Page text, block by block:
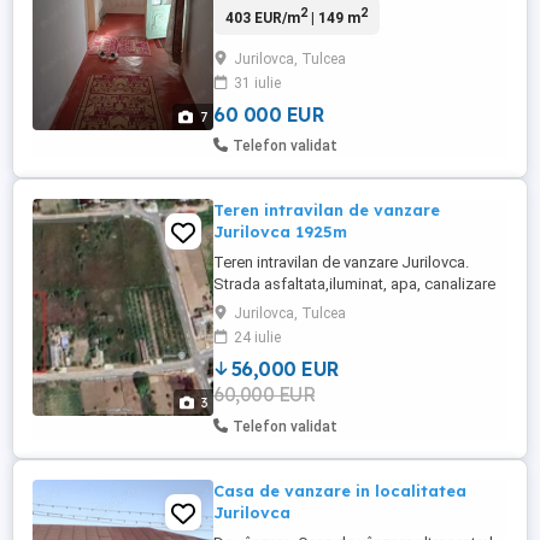
7
totală 389mp, apa, curent, canalizare,
acoperiș casa din tabla. Șosea asfaltata,
cu iluminat stradal in fata porții, locuința
se află la 100m de port și la 100m ...
403 EUR/m2| 149 m2
Jurilovca, Tulcea
31 iulie
60 000 EUR
Telefon validat
3
Teren intravilan de vanzare
Jurilovca 1925m
Teren intravilan de vanzare Jurilovca.
Strada asfaltata,iluminat, apa, canalizare
la poarta. terenul este gol, liber de
constructii.
Jurilovca, Tulcea
24 iulie
56,000 EUR
60,000 EUR
Telefon validat
Casa de vanzare in localitatea
Jurilovca